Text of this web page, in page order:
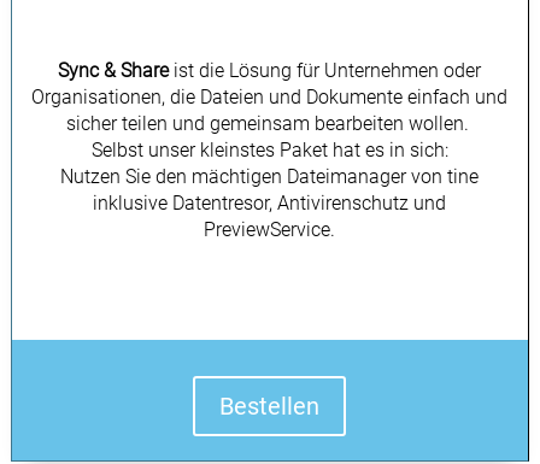
Sync & Shareist die Lösung für Unternehmen oder
Organisationen, die Dateien und Dokumente einfach und
sicher teilen und gemeinsam bearbeiten wollen.
Selbst unser kleinstes Paket hat es in sich:
Nutzen Sie den mächtigen Dateimanager von tine
inklusive Datentresor, Antivirenschutz und
PreviewService.
Bestellen